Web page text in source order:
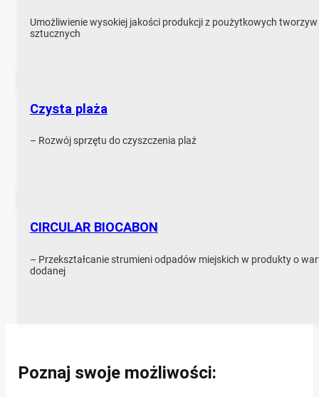
Umożliwienie wysokiej jakości produkcji z poużytkowych tworzyw
sztucznych
Czysta plaża
– Rozwój sprzętu do czyszczenia plaż
CIRCULAR BIOCABON
– Przekształcanie strumieni odpadów miejskich w produkty o
dodanej
Poznaj swoje możliwości: